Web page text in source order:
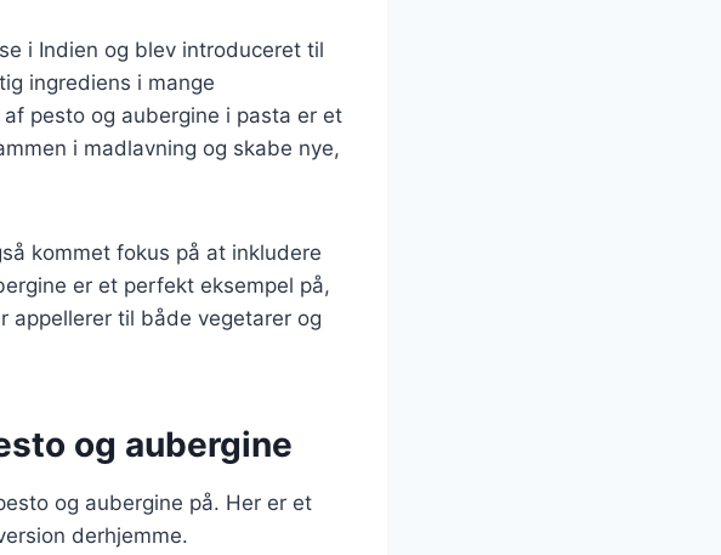
i Indien og blev introduceret til
ingrediens i mange
pesto og aubergine i pasta er et
i madlavning og skabe nye,
kommet fokus på at inkludere
er et perfekt eksempel på,
appellerer til både vegetarer og
og aubergine
og aubergine på. Her er et
derhjemme.